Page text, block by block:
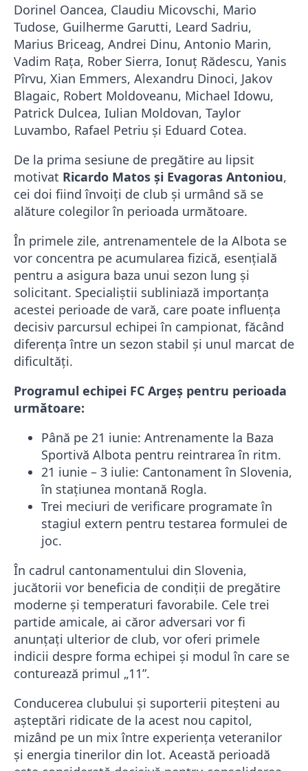
Dorinel Oancea, Claudiu Micovschi, Mario
Tudose, Guilherme Garutti, Leard Sadriu,
Marius Briceag, Andrei Dinu, Antonio Marin,
Vadim Rața, Rober Sierra, Ionuț Rădescu, Yanis
Pîrvu, Xian Emmers, Alexandru Dinoci, Jakov
Blagaic, Robert Moldoveanu, Michael Idowu,
Patrick Dulcea, Iulian Moldovan, Taylor
Luvambo, Rafael Petriu și Eduard Cotea.
De la prima sesiune de pregătire au lipsit
motivat Ricardo Matos și Evagoras Antoniou,
cei doi fiind învoiți de club și urmând să se
alăture colegilor în perioada următoare.
În primele zile, antrenamentele de la Albota se
vor concentra pe acumularea fizică, esențială
pentru a asigura baza unui sezon lung și
solicitant. Specialiștii subliniază importanța
acestei perioade de vară, care poate influența
decisiv parcursul echipei în campionat, făcând
diferența între un sezon stabil și unul marcat de
dificultăți.
Programul echipei FC Argeș pentru perioada
următoare:
Până pe 21 iunie: Antrenamente la Baza
Sportivă Albota pentru reintrarea în ritm.
21 iunie – 3 iulie: Cantonament în Slovenia,
în stațiunea montană Rogla.
Trei meciuri de verificare programate în
stagiul extern pentru testarea formulei de
joc.
În cadrul cantonamentului din Slovenia,
jucătorii vor beneficia de condiții de pregătire
moderne și temperaturi favorabile. Cele trei
partide amicale, ai căror adversari vor fi
anunțați ulterior de club, vor oferi primele
indicii despre forma echipei și modul în care se
conturează primul „11”.
Conducerea clubului și suporterii piteșteni au
așteptări ridicate de la acest nou capitol,
mizând pe un mix între experiența veteranilor
și energia tinerilor din lot. Această perioadă